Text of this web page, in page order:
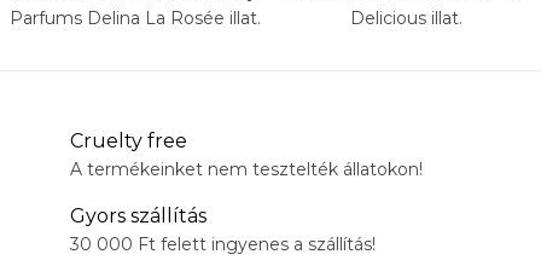
Parfums Delina La Rosée illat.
Delicious illat.
Cruelty free
A termékeinket nem tesztelték állatokon!
Gyors szállítás
30 000 Ft felett ingyenes a szállítás!